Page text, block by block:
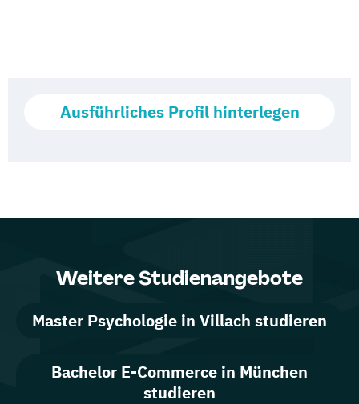
Ausführliches Profil hinterlegen
Weitere Studienangebote
Master Psychologie in Villach studieren
Bachelor E-Commerce in München
studieren